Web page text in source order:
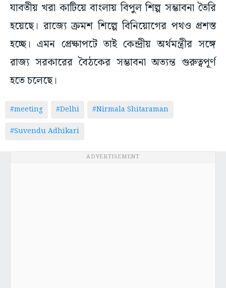
যাবতীয় খরা কাটিয়ে বাংলায় বিপুল শিল্প সম্ভাবনা তৈরি
হয়েছে। রাজ্যে ক্রমশ শিল্পে বিনিয়োগের পথও প্রশস্ত
হচ্ছে। এমন প্রেক্ষাপটে তাই কেন্দ্রীয় অর্থমন্ত্রীর সঙ্গে
রাজ্য সরকারের বৈঠকের সম্ভাবনা অত্যন্ত গুরুত্বপূর্ণ
হতে চলেছে।
#meeting #Delhi
#Nirmala Shitaraman
#Suvendu Adhikari
ADVERTISEMENT